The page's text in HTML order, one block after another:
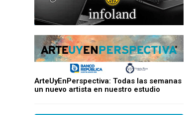
ArteUyEnPerspectiva: Todas las semanas
un nuevo artista en nuestro estudio